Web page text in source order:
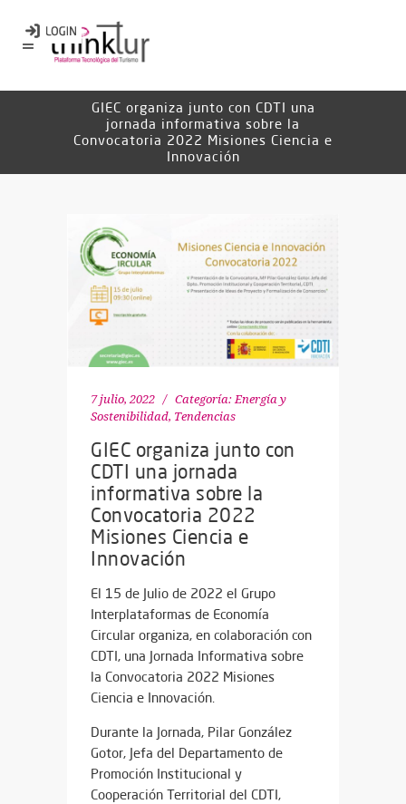
GIEC organiza junto con CDTI una
jornada informativa sobre la
Convocatoria 2022 Misiones Ciencia e
Innovación
7 julio, 2022 Categoría: Energía y
Sostenibilidad, Tendencias
GIEC organiza junto con
CDTI una jornada
informativa sobre la
Convocatoria 2022
Misiones Ciencia e
Innovación
El 15 de Julio de 2022 el Grupo
Interplataformas de Economía
Circular organiza, en colaboración con
CDTI, una Jornada Informativa sobre
la Convocatoria 2022 Misiones
Ciencia e Innovación.
Durante la Jornada, Pilar González
Gotor, Jefa del Departamento de
Promoción Institucional y
Cooperación Territorial del CDTI,